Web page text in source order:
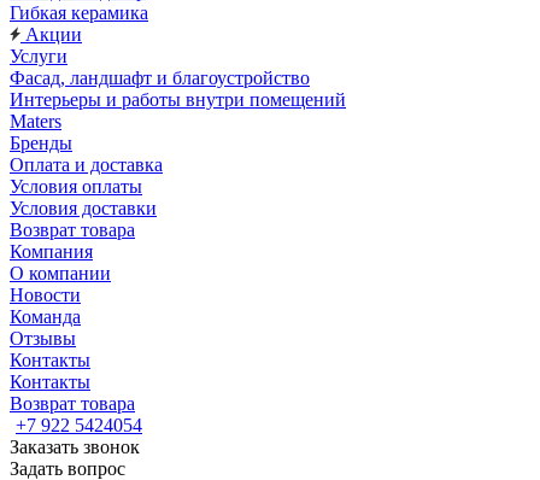
Гибкая керамика
Акции
Услуги
Фасад, ландшафт и благоустройство
Интерьеры и работы внутри помещений
Maters
Бренды
Оплата и доставка
Условия оплаты
Условия доставки
Возврат товара
Компания
О компании
Новости
Команда
Отзывы
Контакты
Контакты
Возврат товара
+7 922 5424054
Заказать звонок
Задать вопрос